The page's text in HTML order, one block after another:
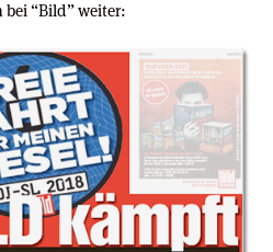
bei “Bild” weiter: